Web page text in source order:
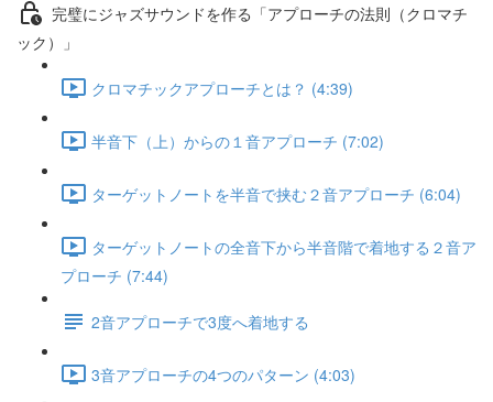
完璧にジャズサウンドを作る「アプローチの法則（クロマチ
ック）」
クロマチックアプローチとは？ (4:39)
半音下（上）からの１音アプローチ (7:02)
ターゲットノートを半音で挟む２音アプローチ (6:04)
ターゲットノートの全音下から半音階で着地する２音ア
プローチ (7:44)
2音アプローチで3度へ着地する
3音アプローチの4つのパターン (4:03)